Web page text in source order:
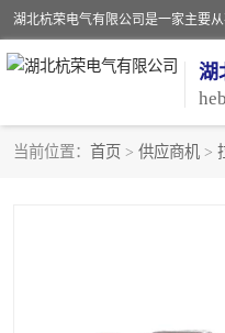
湖
当前位置： 首页 > 供应商机 >